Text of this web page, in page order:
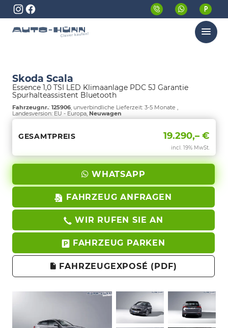
Menü
Skoda Scala
Essence 1,0 TSI LED Klimaanlage PDC 5J Garantie
Spurhalteassistent Bluetooth
Fahrzeugnr.: 125906, unverbindliche Lieferzeit: 3-5 Monate ,
Landesversion: EU - Europa, Neuwagen
GESAMTPREIS 19.290,– €
incl. 19% MwSt.
WHATSAPP
FAHRZEUG ANFRAGEN
WIR RUFEN SIE AN
FAHRZEUG PARKEN
FAHRZEUGEXPOSÉ (PDF)